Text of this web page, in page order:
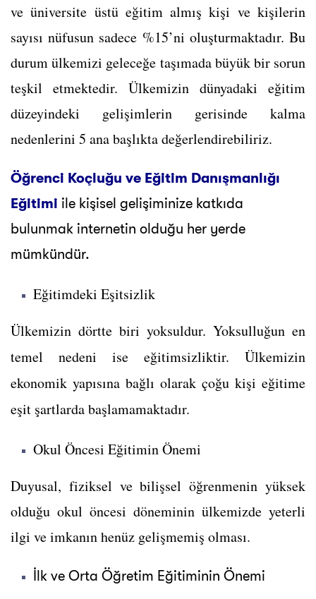
ve üniversite üstü eğitim almış kişi ve kişilerin
sayısı nüfusun sadece %15’ni oluşturmaktadır. Bu
durum ülkemizi geleceğe taşımada büyük bir sorun
teşkil etmektedir. Ülkemizin dünyadaki eğitim
düzeyindeki gelişimlerin gerisinde kalma
nedenlerini 5 ana başlıkta değerlendirebiliriz.
Öğrenci Koçluğu ve Eğitim Danışmanlığı
Eğitimi ile kişisel gelişiminize katkıda
bulunmak internetin olduğu her yerde
mümkündür.
Eğitimdeki Eşitsizlik
Ülkemizin dörtte biri yoksuldur. Yoksulluğun en
temel nedeni ise eğitimsizliktir. Ülkemizin
ekonomik yapısına bağlı olarak çoğu kişi eğitime
eşit şartlarda başlamamaktadır.
Okul Öncesi Eğitimin Önemi
Duyusal, fiziksel ve bilişsel öğrenmenin yüksek
olduğu okul öncesi döneminin ülkemizde yeterli
ilgi ve imkanın henüz gelişmemiş olması.
İlk ve Orta Öğretim Eğitiminin Önemi